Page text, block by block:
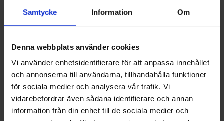
Samtycke Information Om
Denna webbplats använder cookies
Vi använder enhetsidentifierare för att anpassa innehållet
och annonserna till användarna, tillhandahålla funktioner
för sociala medier och analysera vår trafik. Vi
vidarebefordrar även sådana identifierare och annan
information från din enhet till de sociala medier och
LÄS MER
Nyheter
ALLA
LANDSKRONA